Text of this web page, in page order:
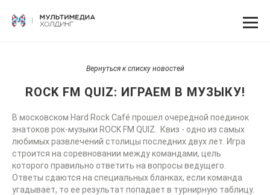
Вернуться к списку новостей
ROCK FM QUIZ: ИГРАЕМ В МУЗЫКУ!
В московском Hard Rock Café прошел очередной поединок
знатоков рок-музыки ROCK FM QUIZ. Квиз - одно из самых
любимых развлечений столицы последних двух лет. Игра
строится на соревновании между командами, цель
которого правильно ответить на вопросы ведущего.
Ответы сдаются на специальных бланках, если команда
угадывает, то ее результат попадает в турнирную таблицу.